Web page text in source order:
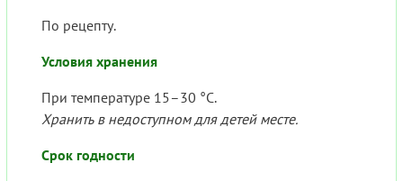
По рецепту.
Условия хранения
При температуре 15–30 °C.
Хранить в недоступном для детей месте.
Срок годности